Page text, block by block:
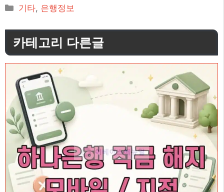
카
고
리
기타, 은행정보
카테고리 다른글